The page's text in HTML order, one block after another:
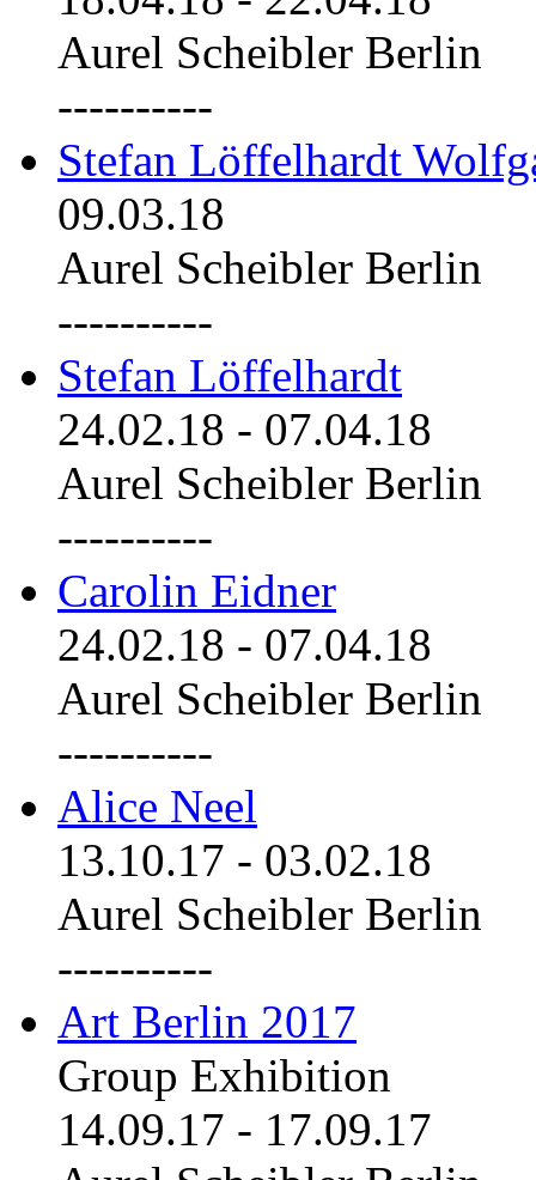
Aurel Scheibler Berlin
----------
Stefan Löffelhardt
09.03.18
Aurel Scheibler Berlin
----------
Stefan Löffelhardt
24.02.18 - 07.04.18
Aurel Scheibler Berlin
----------
Carolin Eidner
24.02.18 - 07.04.18
Aurel Scheibler Berlin
----------
Alice Neel
13.10.17 - 03.02.18
Aurel Scheibler Berlin
----------
Art Berlin 2017
Group Exhibition
14.09.17 - 17.09.17